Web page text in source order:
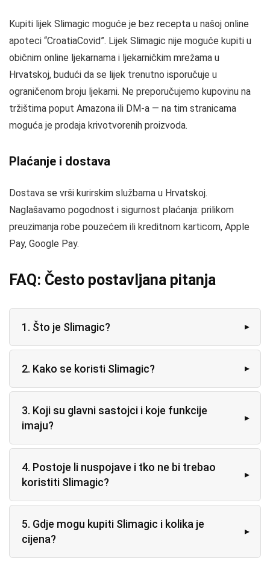
Kupiti lijek Slimagic moguće je bez recepta u našoj online
apoteci “CroatiaCovid”. Lijek Slimagic nije moguće kupiti u
običnim online ljekarnama i ljekarničkim mrežama u
Hrvatskoj, budući da se lijek trenutno isporučuje u
ograničenom broju ljekarni. Ne preporučujemo kupovinu na
tržištima poput Amazona ili DM-a — na tim stranicama
moguća je prodaja krivotvorenih proizvoda.
Plaćanje i dostava
Dostava se vrši kurirskim službama u Hrvatskoj.
Naglašavamo pogodnost i sigurnost plaćanja: prilikom
preuzimanja robe pouzećem ili kreditnom karticom, Apple
Pay, Google Pay.
FAQ: Često postavljana pitanja
1. Što je Slimagic?
2. Kako se koristi Slimagic?
3. Koji su glavni sastojci i koje funkcije
imaju?
4. Postoje li nuspojave i tko ne bi trebao
koristiti Slimagic?
5. Gdje mogu kupiti Slimagic i kolika je
cijena?